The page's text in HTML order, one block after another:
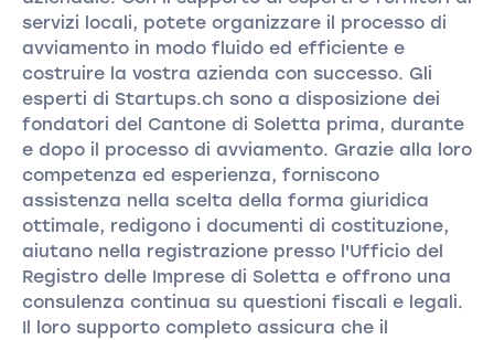
servizi locali, potete organizzare il processo di
avviamento in modo fluido ed efficiente e
costruire la vostra azienda con successo. Gli
esperti di Startups.ch sono a disposizione dei
fondatori del Cantone di Soletta prima, durante
e dopo il processo di avviamento. Grazie alla loro
competenza ed esperienza, forniscono
assistenza nella scelta della forma giuridica
ottimale, redigono i documenti di costituzione,
aiutano nella registrazione presso l'Ufficio del
Registro delle Imprese di Soletta e offrono una
consulenza continua su questioni fiscali e legali.
Il loro supporto completo assicura che il